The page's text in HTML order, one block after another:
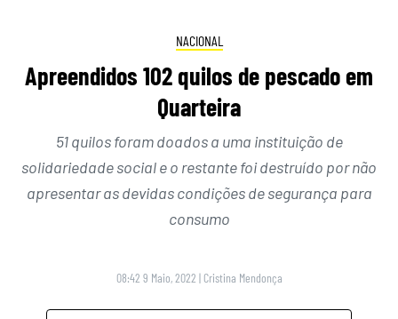
NACIONAL
Apreendidos 102 quilos de pescado em
Quarteira
51 quilos foram doados a uma instituição de
solidariedade social e o restante foi destruído por não
apresentar as devidas condições de segurança para
consumo
08:42 9 Maio, 2022 | Cristina Mendonça